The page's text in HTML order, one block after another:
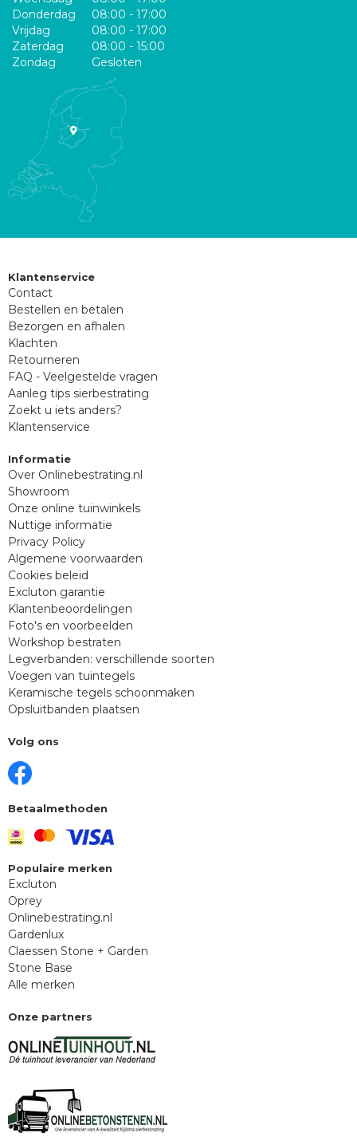
Donderdag
08:00 - 17:00
Vrijdag
08:00 - 17:00
Zaterdag
08:00 - 15:00
Zondag
Gesloten
Klantenservice
Contact
Bestellen en betalen
Bezorgen en afhalen
Klachten
Retourneren
FAQ - Veelgestelde vragen
Aanleg tips sierbestrating
Zoekt u iets anders?
Klantenservice
Informatie
Over Onlinebestrating.nl
Showroom
Onze online tuinwinkels
Nuttige informatie
Privacy Policy
Algemene voorwaarden
Cookies beleid
Excluton garantie
Klantenbeoordelingen
Foto's en voorbeelden
Workshop bestraten
Legverbanden: verschillende soorten
Voegen van tuintegels
Keramische tegels schoonmaken
Opsluitbanden plaatsen
Volg ons
Betaalmethoden
Populaire merken
Excluton
Oprey
Onlinebestrating.nl
Gardenlux
Claessen Stone + Garden
Stone Base
Alle merken
Onze partners